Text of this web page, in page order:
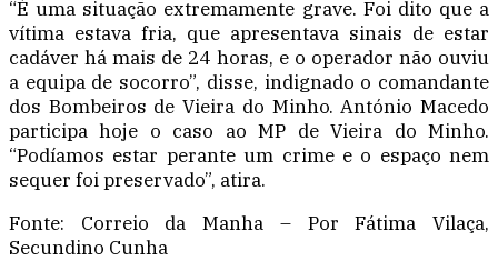
“É uma situação extremamente grave. Foi dito que a
vítima estava fria, que apresentava sinais de estar
cadáver há mais de 24 horas, e o operador não ouviu
a equipa de socorro”, disse, indignado o comandante
dos Bombeiros de Vieira do Minho. António Macedo
participa hoje o caso ao MP de Vieira do Minho.
“Podíamos estar perante um crime e o espaço nem
sequer foi preservado”, atira.
Fonte: Correio da Manha – Por Fátima Vilaça,
Secundino Cunha